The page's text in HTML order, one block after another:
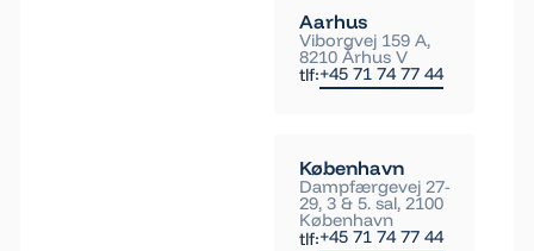
Aarhus
Viborgvej 159 A,
8210 Århus V
tlf:+45 71 74 77 44
København
Dampfærgevej 27-
29, 3 & 5. sal, 2100
København
tlf:+45 71 74 77 44